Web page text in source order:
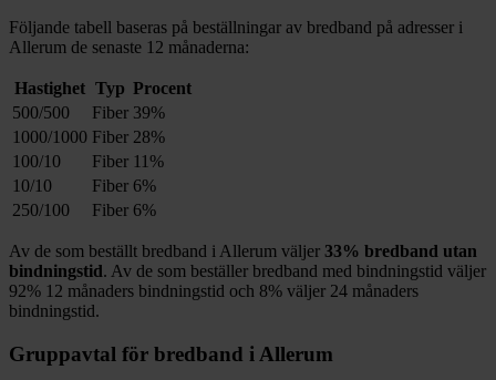
Följande tabell baseras på beställningar av bredband på adresser i
Allerum de senaste 12 månaderna:
Hastighet Typ Procent
500/500
Fiber 39%
1000/1000 Fiber 28%
100/10
Fiber 11%
10/10
Fiber 6%
250/100
Fiber 6%
Av de som beställt bredband i Allerum väljer 33% bredband utan
bindningstid. Av de som beställer bredband med bindningstid väljer
92% 12 månaders bindningstid och 8% väljer 24 månaders
bindningstid.
Gruppavtal för bredband i Allerum